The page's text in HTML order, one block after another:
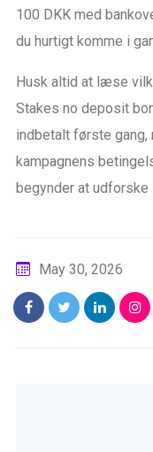
100 DKK med
du hurtigt komme i
Husk altid at læse
Stakes no deposit
indbetalt første
kampagnens
begynder at
May 30, 2026